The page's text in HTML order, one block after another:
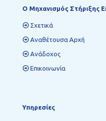
Ο Mηχανισμός Στήριξης
Σχετικά
Αναθέτουσα Αρχή
Ανάδοχος
Επικοινωνία
Υπηρεσίες